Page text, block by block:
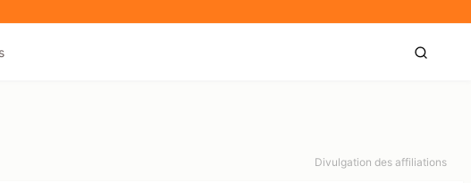
Divulgation des affiliations